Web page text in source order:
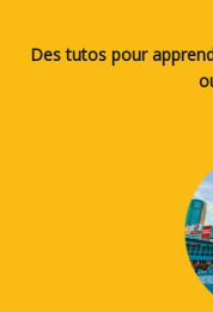
Des tutos pour